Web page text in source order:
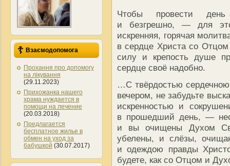
Взаємодопомога
Прохання про допомогу
на лікування
(29.11.2023)
Прихожанка нашего
храма нуждается в
помощи на лечение
(20.03.2018)
Предлагается
бесплатное жилье в
обмен на уход за
бабушкой (30.07.2017)
Чтобы провести
и безгрешно, — для
искренняя, горячая
в сердце Христа со
силу и крепость душе
сердце своё надобно.
…С твёрдостью
вечером, не забудьте
искренностью и
в прошедший день, —
и вы очищены Духом
убелены, и слёзы,
и одеждою правды
будете, как со Отцом и